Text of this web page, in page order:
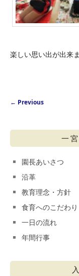
楽しい思い出が出来
Post navigation
← Previous
一
園長あいさつ
沿革
教育理念・方針
食育へのこだわり
一日の流れ
年間行事